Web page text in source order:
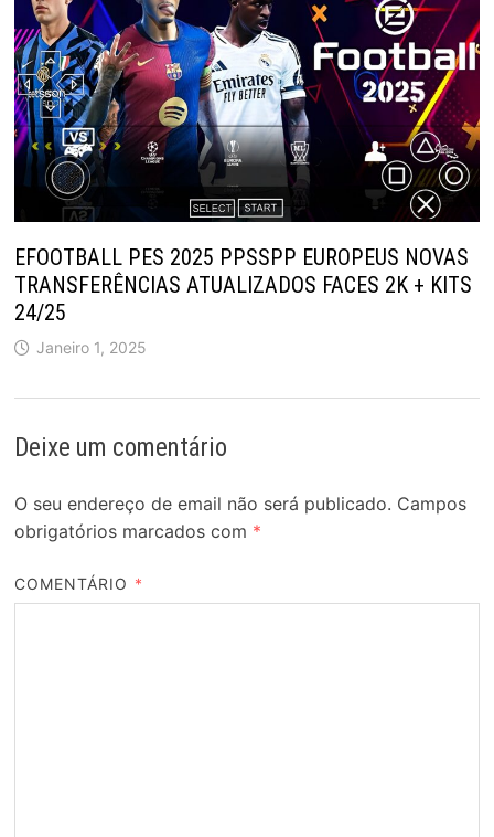
EFOOTBALL PES 2025 PPSSPP EUROPEUS NOVAS
TRANSFERÊNCIAS ATUALIZADOS FACES 2K + KITS
24/25
Janeiro 1, 2025
Deixe um comentário
O seu endereço de email não será publicado. Campos
obrigatórios marcados com *
COMENTÁRIO *